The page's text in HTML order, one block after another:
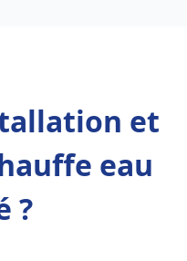
et
eau
?